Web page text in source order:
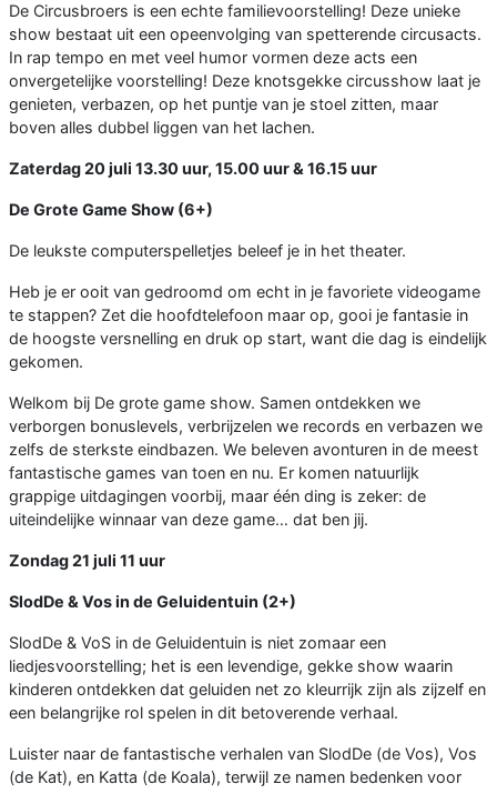
De Circusbroers is een echte familievoorstelling! Deze unieke
show bestaat uit een opeenvolging van spetterende circusacts.
In rap tempo en met veel humor vormen deze acts een
onvergetelijke voorstelling! Deze knotsgekke circusshow laat je
genieten, verbazen, op het puntje van je stoel zitten, maar
boven alles dubbel liggen van het lachen.
Zaterdag 20 juli 13.30 uur, 15.00 uur & 16.15 uur
De Grote Game Show (6+)
De leukste computerspelletjes beleef je in het theater.
Heb je er ooit van gedroomd om echt in je favoriete videogame
te stappen? Zet die hoofdtelefoon maar op, gooi je fantasie in
de hoogste versnelling en druk op start, want die dag is eindelijk
gekomen.
Welkom bij De grote game show. Samen ontdekken we
verborgen bonuslevels, verbrijzelen we records en verbazen we
zelfs de sterkste eindbazen. We beleven avonturen in de meest
fantastische games van toen en nu. Er komen natuurlijk
grappige uitdagingen voorbij, maar één ding is zeker: de
uiteindelijke winnaar van deze game… dat ben jij.
Zondag 21 juli 11 uur
SlodDe & Vos in de Geluidentuin (2+)
SlodDe & VoS in de Geluidentuin is niet zomaar een
liedjesvoorstelling; het is een levendige, gekke show waarin
kinderen ontdekken dat geluiden net zo kleurrijk zijn als zijzelf en
een belangrijke rol spelen in dit betoverende verhaal.
Luister naar de fantastische verhalen van SlodDe (de Vos), Vos
(de Kat), en Katta (de Koala), terwijl ze namen bedenken voor